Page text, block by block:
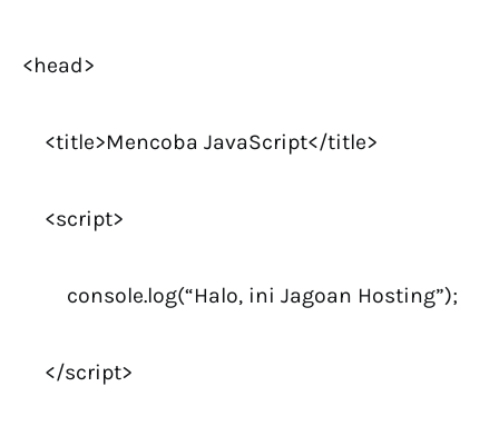
<head>
<title>Mencoba JavaScript</title>
<script>
console.log(“Halo, ini Jagoan Hosting”);
</script>